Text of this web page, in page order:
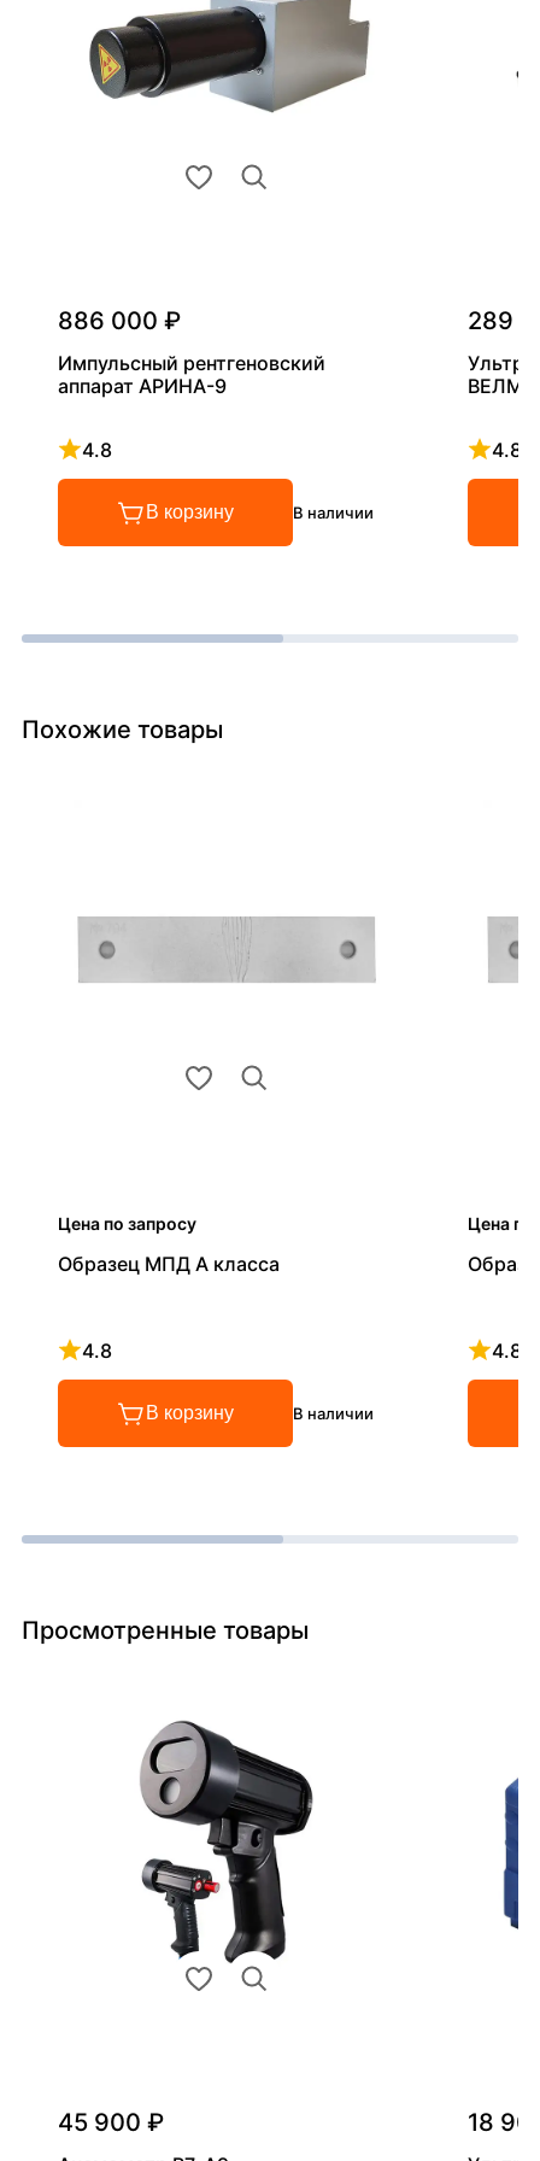
886 000 ₽
Импульсный рентгеновский
аппарат АРИНА-9
4.8
Рейтинг 4.8 из 5
В корзину В наличии
289
4.8
Похожие товары
Цена по запросу
Образец МПД А класса
4.8
Рейтинг 4.8 из 5
В корзину В наличии
Цена по
4.8
Просмотренные товары
45 900 ₽ 18